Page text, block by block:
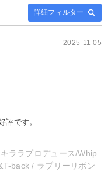
詳細フィルター
2025-11-05
評です。
ララプロデュース/Whip
back / ラブリーリボン